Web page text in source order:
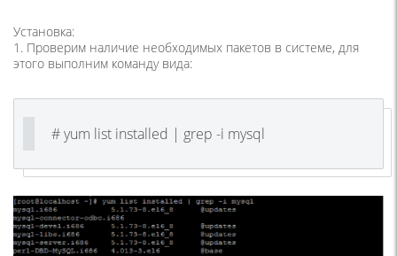
Установка:
1. Проверим наличие необходимых пакетов в системе, для
этого выполним команду вида:
# yum list installed | grep -i mysql